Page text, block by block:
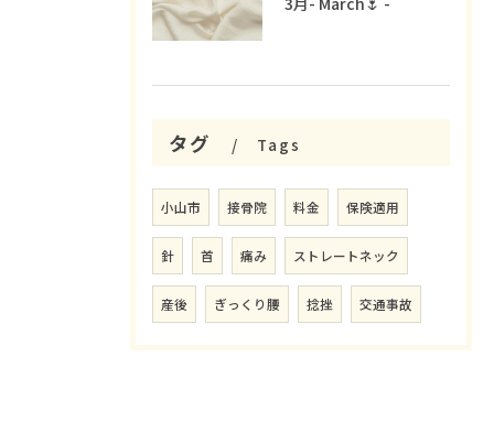
タグ Tags
小山市 接骨院 料金 保険適用
針 首 痛み ストレートネック
産後 ぎっくり腰 捻挫 交通事故